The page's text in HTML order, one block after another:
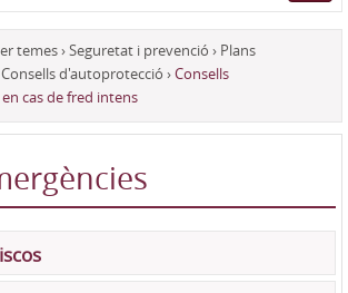
temes›Seguretat i prevenció › Plans
Consells d'autoprotecció ›Consells
cas de fred intens